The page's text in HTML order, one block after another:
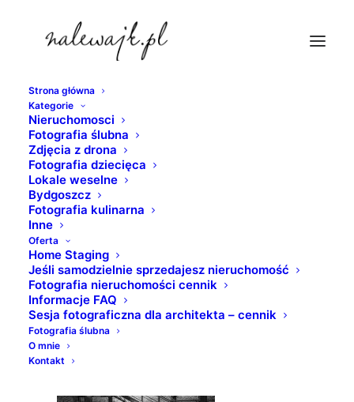
Strona główna
Kategorie
Nieruchomosci
Fotografia ślubna
Zdjęcia z drona
Fotografia dziecięca
Lokale weselne
Bydgoszcz
Fotografia kulinarna
Inne
Oferta
Home Staging
Jeśli samodzielnie sprzedajesz nieruchomość
Fotografia nieruchomości cennik
Informacje FAQ
Sesja fotograficzna dla architekta – cennik
Fotografia ślubna
O mnie
Kontakt
sesje-fotograficzne-hoteli
Strona Główna
Młyny Rothera na Wyspie Młyńskiej | Zdjęcia
industrialnych wnętrz | Fotografia nieruchomości